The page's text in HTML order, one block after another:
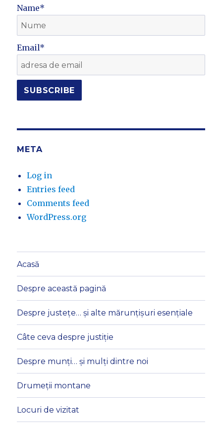
Name*
Email*
META
Log in
Entries feed
Comments feed
WordPress.org
Acasă
Despre această pagină
Despre justețe… și alte mărunțișuri esențiale
Câte ceva despre justiție
Despre munți… și mulți dintre noi
Drumeții montane
Locuri de vizitat